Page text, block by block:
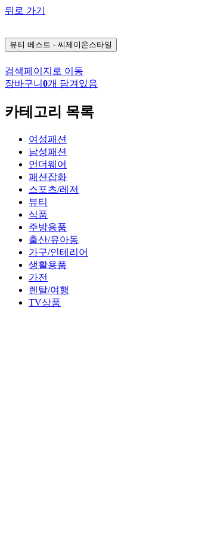
뒤로 가기
뷰티 베스트 - 씨제이온스타일
검색페이지로 이동
장바구니 0개 담겨있음
카테고리 목록
여성패션
남성패션
언더웨어
패션잡화
스포츠/레저
뷰티
식품
주방용품
출산/유아동
가구/인테리어
생활용품
가전
렌탈/여행
TV상품